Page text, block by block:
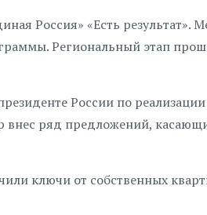
Россия» «Есть результат».
Региональный этап
России по
внес ряд предложений,
ключи от собственных